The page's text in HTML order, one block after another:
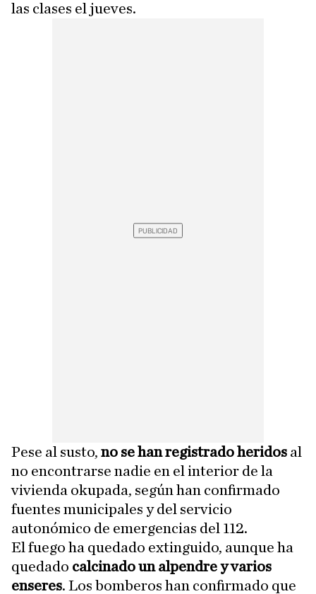
las clases el jueves.
Pese al susto, no se han registrado heridos al
no encontrarse nadie en el interior de la
vivienda okupada, según han confirmado
fuentes municipales y del servicio
autonómico de emergencias del 112.
El fuego ha quedado extinguido, aunque ha
quedado calcinado un alpendre y varios
enseres. Los bomberos han confirmado que